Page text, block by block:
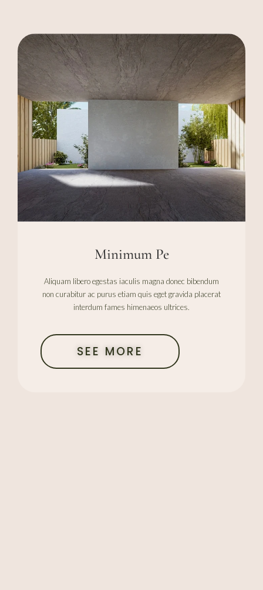
Minimum Pe
Aliquam libero egestas iaculis magna donec bibendum
non curabitur ac purus etiam quis eget gravida placerat
interdum fames himenaeos ultrices.
SEE MORE